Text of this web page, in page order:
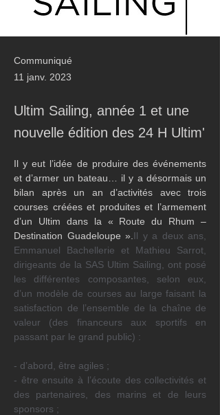
Communiqué
11 janv. 2023
Ultim Sailing, année 1 et une
nouvelle édition des 24 H Ultim'
Il y eut l’idée de produire des événements
et d’armer un bateau… il y a désormais un
bilan après un an d’activités avec trois
courses créées et produites et l’armement
d’un Ultim dans la « Route du Rhum –
Destination Guadeloupe ». Il y a deux ans,
Emmanuel Bachellerie et Mathieu Sarrot,
dirigeants de la SAS Ultim Sailing, ont posé
les différentes composantes, selon eux,
d’un modèle de courses au large faisant la
satisfaction de l’ensemble de la chaîne de
valeur (des financeurs aux sportifs en
passant par le grand public) :
- d’abord, être agiles ;
- être ensuite à l’écoute des collectivités et
des partenaires, des marins et de leurs
sponsors ;